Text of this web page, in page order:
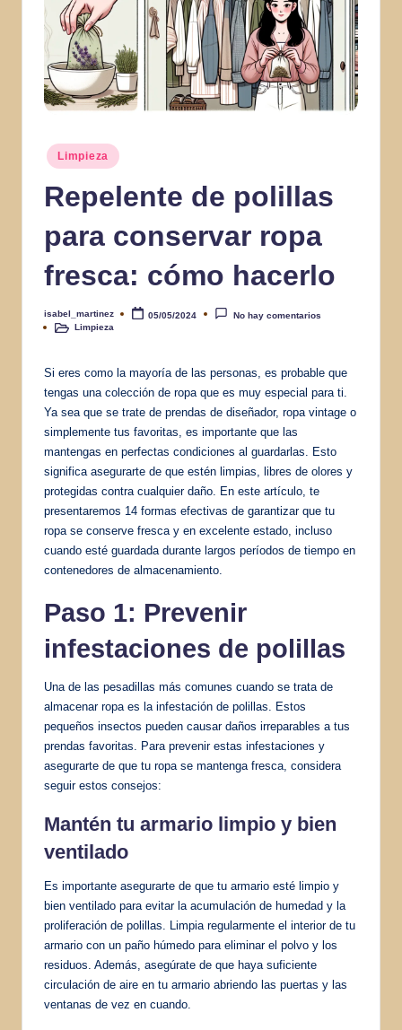
Publicado
en
Limpieza
Repelente de polillas
para conservar ropa
fresca: cómo hacerlo
Publicado
por
isabel_martinez 05/05/2024
No hay comentarios
PublicadoLimpieza
Si eres como la mayoría de las personas, es probable que
tengas una colección de ropa que es muy especial para ti.
Ya sea que se trate de prendas de diseñador, ropa vintage o
simplemente tus favoritas, es importante que las
mantengas en perfectas condiciones al guardarlas. Esto
significa asegurarte de que estén limpias, libres de olores y
protegidas contra cualquier daño. En este artículo, te
presentaremos 14 formas efectivas de garantizar que tu
ropa se conserve fresca y en excelente estado, incluso
cuando esté guardada durante largos períodos de tiempo en
contenedores de almacenamiento.
Paso 1: Prevenir
infestaciones de polillas
Una de las pesadillas más comunes cuando se trata de
almacenar ropa es la infestación de polillas. Estos
pequeños insectos pueden causar daños irreparables a tus
prendas favoritas. Para prevenir estas infestaciones y
asegurarte de que tu ropa se mantenga fresca, considera
seguir estos consejos:
Mantén tu armario limpio y bien
ventilado
Es importante asegurarte de que tu armario esté limpio y
bien ventilado para evitar la acumulación de humedad y la
proliferación de polillas. Limpia regularmente el interior de tu
armario con un paño húmedo para eliminar el polvo y los
residuos. Además, asegúrate de que haya suficiente
circulación de aire en tu armario abriendo las puertas y las
ventanas de vez en cuando.